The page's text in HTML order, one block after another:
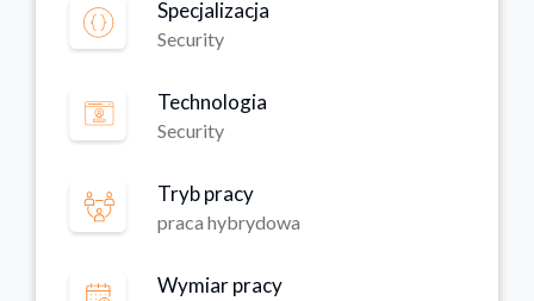
Specjalizacja
Security
Technologia
Security
Tryb pracy
praca hybrydowa
Wymiar pracy